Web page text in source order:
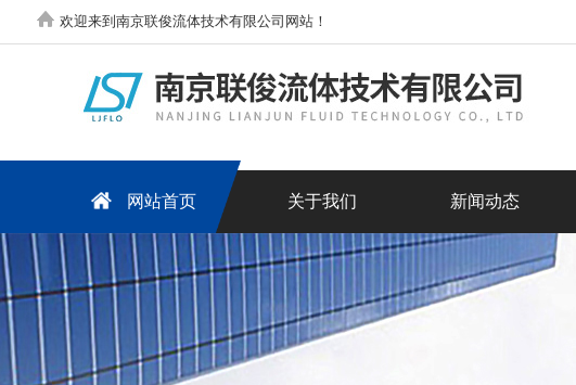
欢迎来到南京联俊流体技术有限公司网站！
网站首页 关于我们 新闻动态